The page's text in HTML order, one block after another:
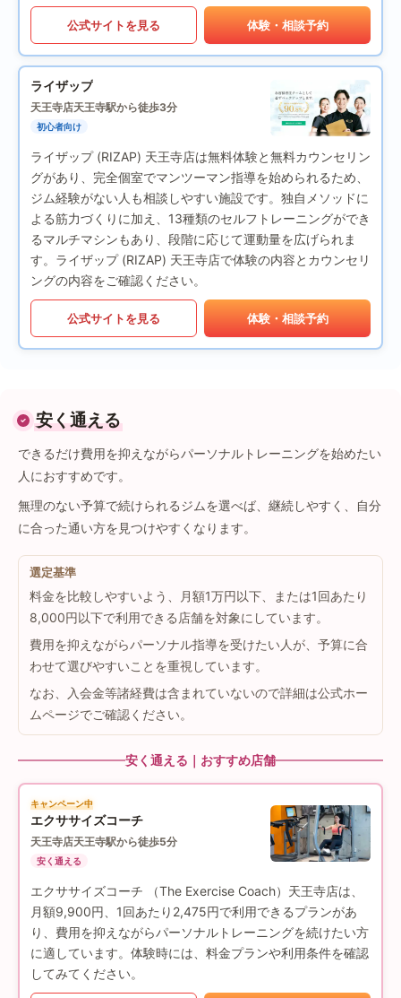
公式サイトを見る 体験・相談予約
ライザップ
天王寺店天王寺駅から徒歩3分
初心者向け
ライザップ (RIZAP) 天王寺店は無料体験と無料カウンセリン
グがあり、完全個室でマンツーマン指導を始められるため、
ジム経験がない人も相談しやすい施設です。独自メソッドに
よる筋力づくりに加え、13種類のセルフトレーニングができ
るマルチマシンもあり、段階に応じて運動量を広げられま
す。ライザップ (RIZAP) 天王寺店で体験の内容とカウンセリ
ングの内容をご確認ください。
公式サイトを見る 体験・相談予約
安く通える
できるだけ費用を抑えながらパーソナルトレーニングを始めたい
人におすすめです。
無理のない予算で続けられるジムを選べば、継続しやすく、自分
に合った通い方を見つけやすくなります。
選定基準
料金を比較しやすいよう、月額1万円以下、または1回あたり
8,000円以下で利用できる店舗を対象にしています。
費用を抑えながらパーソナル指導を受けたい人が、予算に合
わせて選びやすいことを重視しています。
なお、入会金等諸経費は含まれていないので詳細は公式ホー
ムページでご確認ください。
安く通える｜おすすめ店舗
キャンペーン中
エクササイズコーチ
天王寺店天王寺駅から徒歩5分
安く通える
エクササイズコーチ （The Exercise Coach）天王寺店は、
月額9,900円、1回あたり2,475円で利用できるプランがあ
り、費用を抑えながらパーソナルトレーニングを続けたい方
に適しています。体験時には、料金プランや利用条件を確認
してみてください。